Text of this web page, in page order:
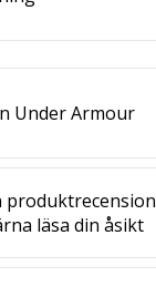
produktrecension
läsa din åsikt
Under Armour